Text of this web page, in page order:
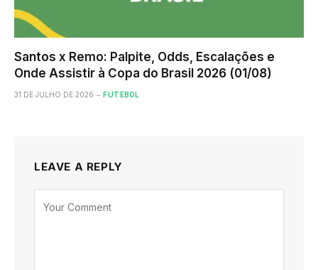
Santos x Remo: Palpite, Odds, Escalações e
Onde Assistir à Copa do Brasil 2026 (01/08)
31 DE JULHO DE 2026 FUTEBOL
LEAVE A REPLY